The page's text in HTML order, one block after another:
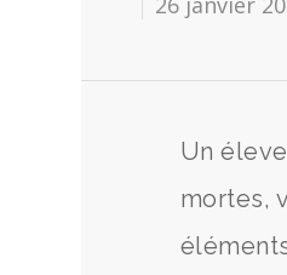
Un
mortes,